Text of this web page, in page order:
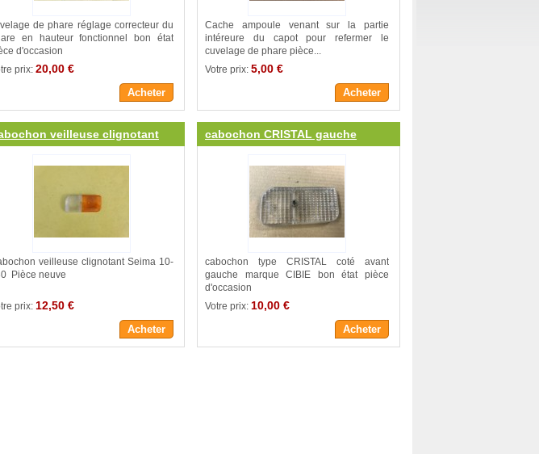
de phare réglage correcteur du
en hauteur fonctionnel bon état
d'occasion
prix: 20,00 €
Acheter
Cache ampoule venant sur la partie
intéreure du capot pour refermer le
cuvelage de phare pièce...
Votre prix: 5,00 €
Acheter
veilleuse clignotant
veilleuse clignotant Seima 10-
Pièce neuve
prix: 12,50 €
Acheter
cabochon CRISTAL gauche
cabochon type CRISTAL coté avant
gauche marque CIBIE bon état pièce
d'occasion
Votre prix: 10,00 €
Acheter